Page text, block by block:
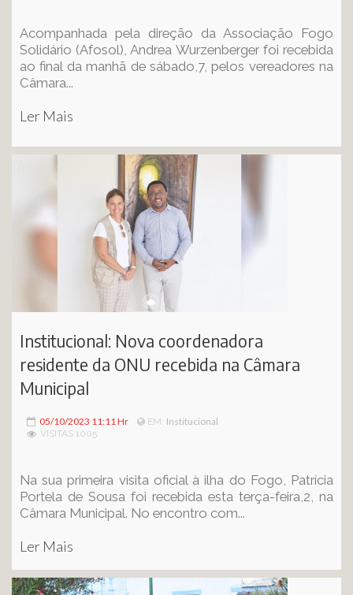
Acompanhada pela direção da Associação Fogo
Solidário (Afosol), Andrea Wurzenberger foi recebida
ao final da manhã de sábado,7, pelos vereadores na
Câmara...
Ler Mais
Institucional: Nova coordenadora
residente da ONU recebida na Câmara
Municipal
05/10/2023 11:11 Hr EM: Institucional
VISITAS 1005
Na sua primeira visita oficial à ilha do Fogo, Patrícia
Portela de Sousa foi recebida esta terça-feira,2, na
Câmara Municipal. No encontro com...
Ler Mais